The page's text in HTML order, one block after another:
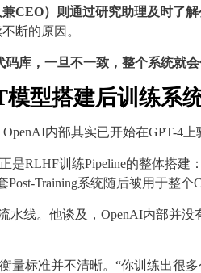
CEO）则通过研究助理及时了解
断的原因。
库，一旦不一致，整个系统就
模型搭建后训练系
内部其实已开始在GPT-4
是RLHF训练Pipeline的整体搭建
Training系统随后被用于整个
水线。他谈及，OpenAI内部并
量标准并不清晰。“你训练出很